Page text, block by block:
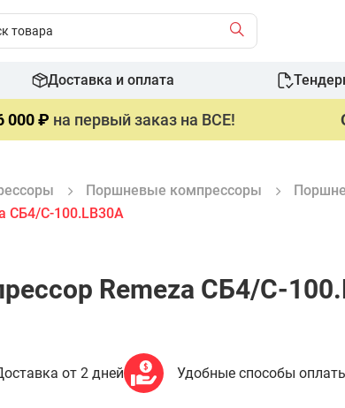
Доставка и оплата
000 ₽ на первый заказ на ВСЕ!
Поршневые компрессоры
СБ4/С-100.LB30A
Remeza СБ4/С-
от 2 дней Удобные способы